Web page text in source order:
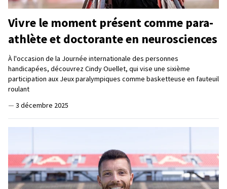
Vivre le moment présent comme para-
athlète et doctorante en neurosciences
À l'occasion de la Journée internationale des personnes
handicapées, découvrez Cindy Ouellet, qui vise une sixième
participation aux Jeux paralympiques comme basketteuse en fauteuil
roulant
— 3 décembre 2025